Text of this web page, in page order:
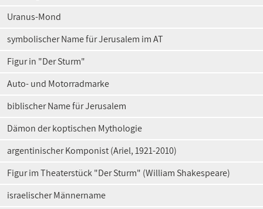
Uranus-Mond
symbolischer Name für Jerusalem im AT
Figur in "Der Sturm"
Auto- und Motorradmarke
biblischer Name für Jerusalem
Dämon der koptischen Mythologie
argentinischer Komponist (Ariel, 1921-2010)
Figur im Theaterstück "Der Sturm" (William Shakespeare)
israelischer Männername